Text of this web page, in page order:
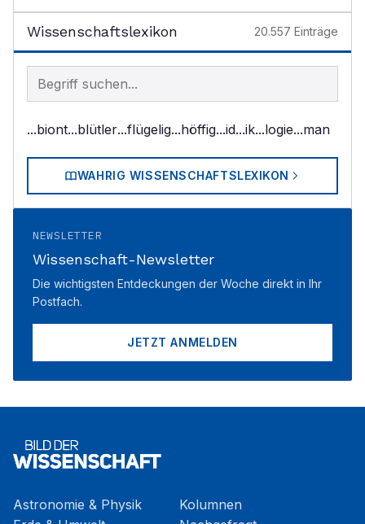
Wissenschaftslexikon 20.557 Einträge
Begriff im Lexikon suchen
...biont...blütler...flügelig...höffig...id...ik...logie...man
WAHRIG WISSENSCHAFTSLEXIKON
NEWSLETTER
Wissenschaft-Newsletter
Die wichtigsten Entdeckungen der Woche direkt in Ihr
Postfach.
JETZT ANMELDEN
Astronomie & Physik
Kolumnen